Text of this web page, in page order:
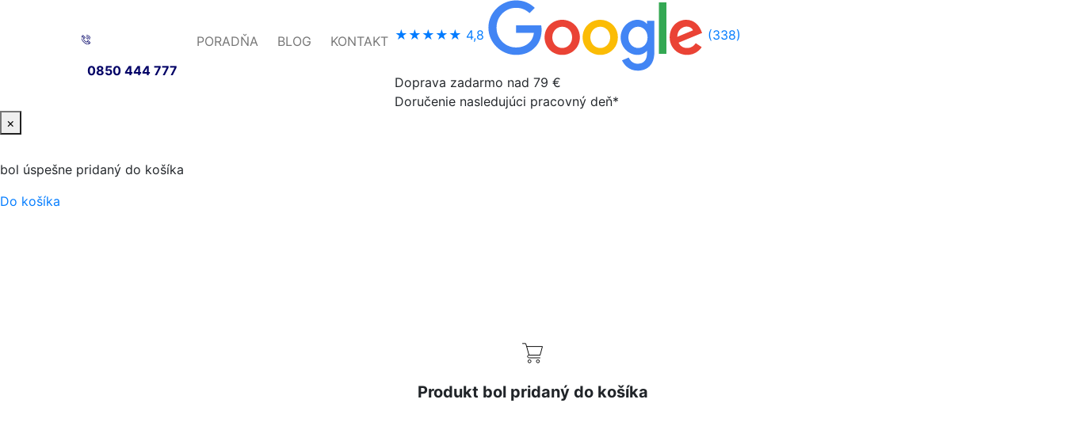
0850 444 777
PORADŇA BLOG KONTAKT ★★★★★ 4,8 (338)
Doprava zadarmo nad 79 €
Doručenie nasledujúci pracovný deň*
×
bol úspešne pridaný do košíka
Do košíka
Produkt bol pridaný do košíka